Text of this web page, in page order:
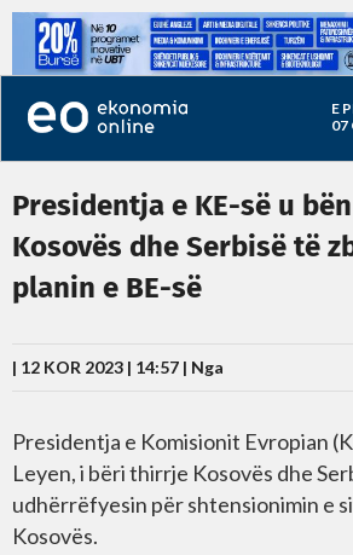
E
07
Presidentja e KE-së u
Kosovës dhe Serbisë të
planin e BE-së
| 12 KOR 2023 | 14:57 | Nga
Presidentja e Komisionit Evropian
Leyen, i bëri thirrje Kosovës dhe
udhërrëfyesin për shtensionimin e
Kosovës.